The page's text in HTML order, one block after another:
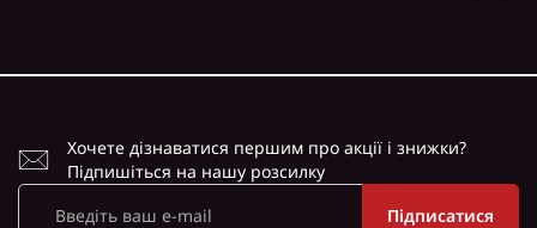
Хочете дізнаватися першим про акції і знижки?
Підпишіться на нашу розсилку
Підписатися